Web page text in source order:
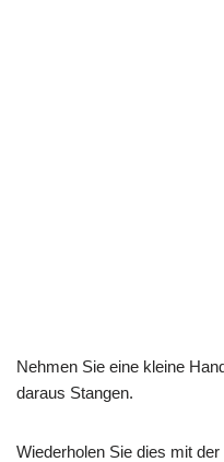
Nehmen Sie eine kleine
daraus Stangen.
Wiederholen Sie dies mit